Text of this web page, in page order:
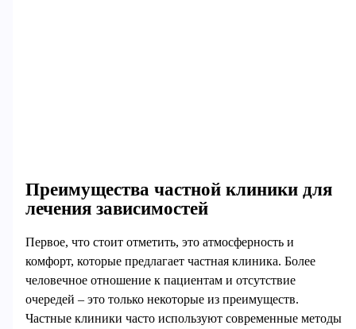
Преимущества частной клиники для
лечения зависимостей
Первое, что стоит отметить, это атмосферность и
комфорт, которые предлагает частная клиника. Более
человечное отношение к пациентам и отсутствие
очередей – это только некоторые из преимуществ.
Частные клиники часто используют современные методы